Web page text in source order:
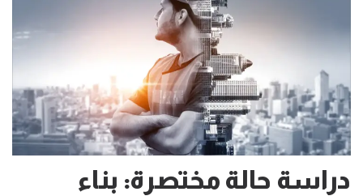
دراسة حالة مختصرة: بناء